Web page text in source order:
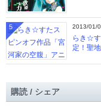
2013/01/
らき☆
定！聖
5
購読 / シェア